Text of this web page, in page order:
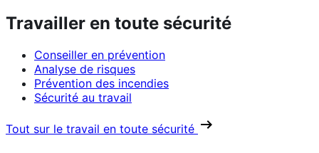
Travailler en toute sécurité
Conseiller en prévention
Analyse de risques
Prévention des incendies
Sécurité au travail
Tout sur le travail en toute sécurité